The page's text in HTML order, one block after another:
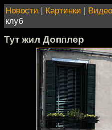
Новости | Картинки | Видео
клуб
Тут жил Допплер